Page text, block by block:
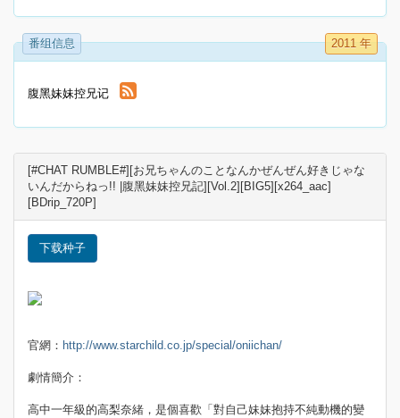
番组信息 2011 年
腹黑妹妹控兄记
[#CHAT RUMBLE#][お兄ちゃんのことなんかぜんぜん好きじゃな
いんだからねっ!! |腹黑妹妹控兄記][Vol.2][BIG5][x264_aac]
[BDrip_720P]
下载种子
官網： http://www.starchild.co.jp/special/oniichan/
劇情簡介：
高中一年級的高梨奈緒，是個喜歡「對自己妹妹抱持不純動機的變